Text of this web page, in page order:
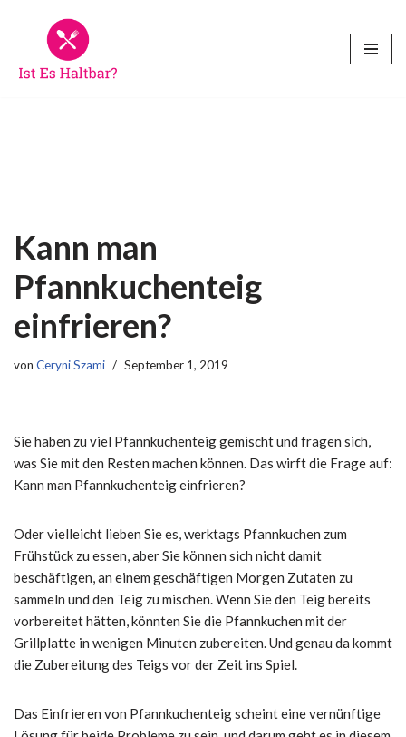
Inhalt
Kann man
Pfannkuchenteig
einfrieren?
von Ceryni Szami September 1, 2019
Sie haben zu viel Pfannkuchenteig gemischt und fragen sich,
was Sie mit den Resten machen können. Das wirft die Frage auf:
Kann man Pfannkuchenteig einfrieren?
Oder vielleicht lieben Sie es, werktags Pfannkuchen zum
Frühstück zu essen, aber Sie können sich nicht damit
beschäftigen, an einem geschäftigen Morgen Zutaten zu
sammeln und den Teig zu mischen. Wenn Sie den Teig bereits
vorbereitet hätten, könnten Sie die Pfannkuchen mit der
Grillplatte in wenigen Minuten zubereiten. Und genau da kommt
die Zubereitung des Teigs vor der Zeit ins Spiel.
Das Einfrieren von Pfannkuchenteig scheint eine vernünftige